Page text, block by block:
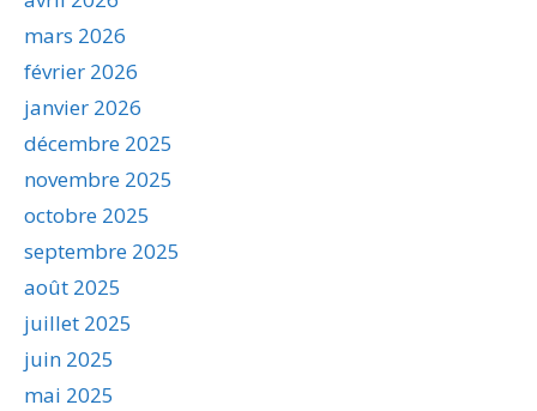
mars 2026
février 2026
janvier 2026
décembre 2025
novembre 2025
octobre 2025
septembre 2025
août 2025
juillet 2025
juin 2025
mai 2025